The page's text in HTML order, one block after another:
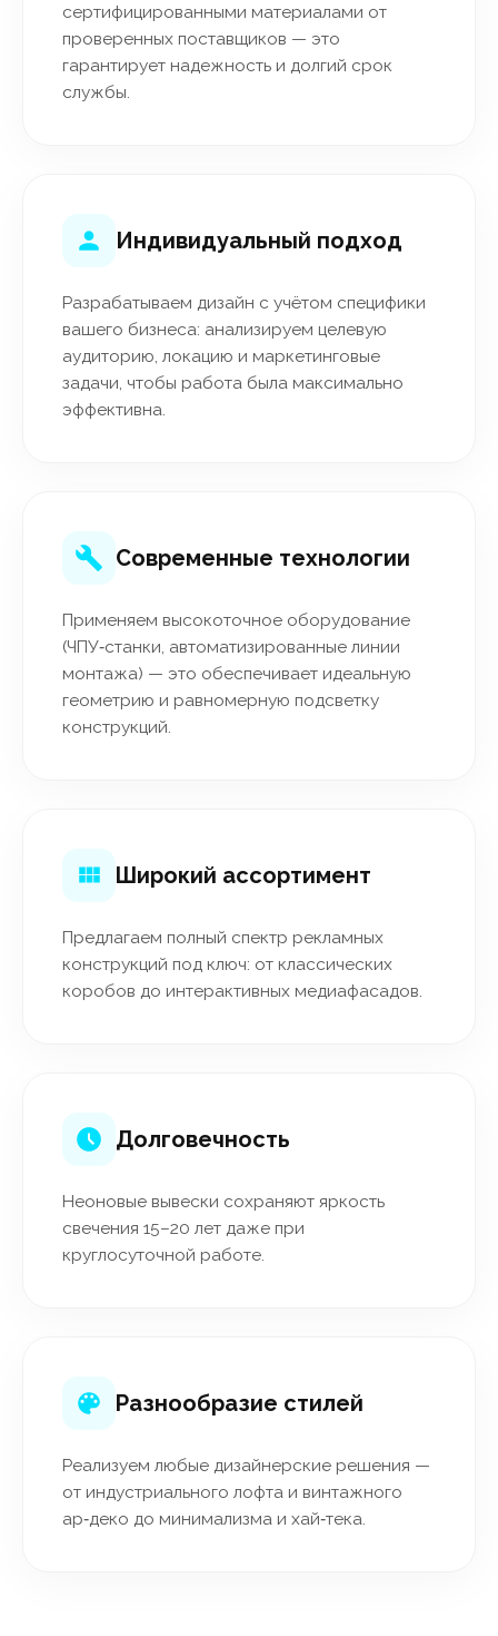
сертифицированными материалами от
проверенных поставщиков — это
гарантирует надежность и долгий срок
службы.
Индивидуальный подход
Разрабатываем дизайн с учётом специфики
вашего бизнеса: анализируем целевую
аудиторию, локацию и маркетинговые
задачи, чтобы работа была максимально
эффективна.
Современные технологии
Применяем высокоточное оборудование
(ЧПУ‑станки, автоматизированные линии
монтажа) — это обеспечивает идеальную
геометрию и равномерную подсветку
конструкций.
Широкий ассортимент
Предлагаем полный спектр рекламных
конструкций под ключ: от классических
коробов до интерактивных медиафасадов.
Долговечность
Неоновые вывески сохраняют яркость
свечения 15–20 лет даже при
круглосуточной работе.
Разнообразие стилей
Реализуем любые дизайнерские решения —
от индустриального лофта и винтажного
ар‑деко до минимализма и хай‑тека.